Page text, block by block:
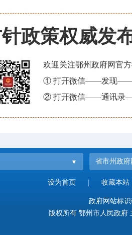
政策权威发
欢迎关注鄂州政府网官
① 打开微信——发现——
② 打开微信——通讯录
省市州政府
设为首页 收藏本站
政府网站标
版权所有 鄂州市人民政府